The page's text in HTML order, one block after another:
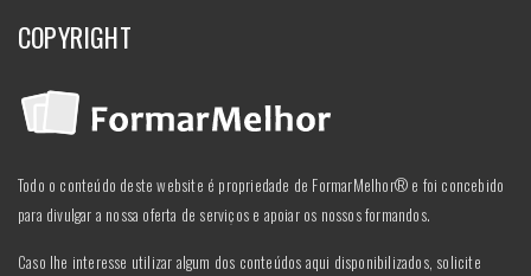
COPYRIGHT
Todo o conteúdo deste website é propriedade de FormarMelhor® e foi concebido
para divulgar a nossa oferta de serviços e apoiar os nossos formandos.
Caso lhe interesse utilizar algum dos conteúdos aqui disponibilizados, solicite